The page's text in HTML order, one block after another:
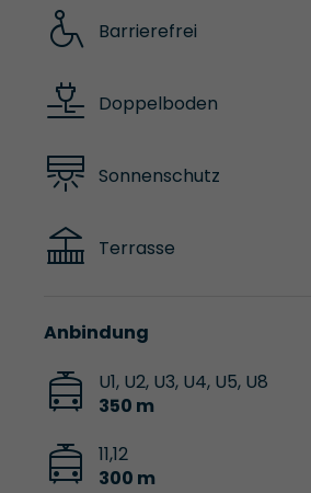
Barrierefrei
Doppelboden
Sonnenschutz
Terrasse
Anbindung
U1, U2, U3, U4, U5, U8
350 m
11,12
300 m